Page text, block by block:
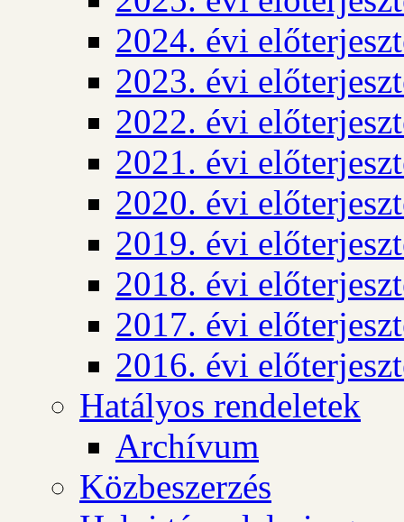
2024. évi
2023. évi
2022. évi
2021. évi
2020. évi
2019. évi
2018. évi
2017. évi
2016. évi
Hatályos rendeletek
Archívum
Közbeszerzés